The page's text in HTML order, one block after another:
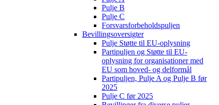
Pulje B
Pulje C
Forsvarsforbeholdspuljen
Bevillingsoversigter
Pulje Støtte til EU-oplysning
Partipuljen og Støtte til EU-
oplysning for organisationer med
EU som hoved- og delformål
Partipuljen, Pulje A og Pulje B før
2025
Pulje C før 2025